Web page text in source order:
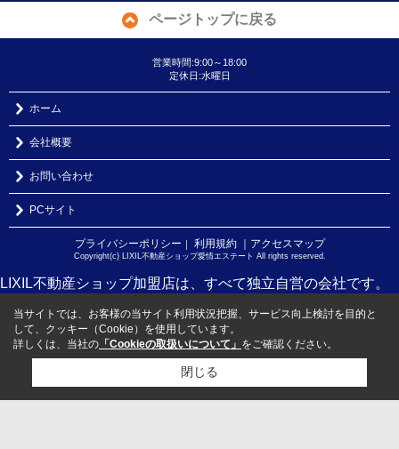
ページトップに戻る
営業時間:9:00～18:00
定休日:水曜日
ホーム
会社概要
お問い合わせ
PCサイト
プライバシーポリシー ｜ 利用規約 ｜アクセスマップ
Copyright(c) LIXIL不動産ショップ愛情エステート All rights reserved.
LIXIL不動産ショップ加盟店は、すべて独立自営の会社です。
当サイトでは、お客様の当サイト利用状況把握、サービス向上検討を目的と
して、クッキー（Cookie）を使用しています。
詳しくは、当社の 「Cookieの取扱いについて」 をご確認ください。
閉じる